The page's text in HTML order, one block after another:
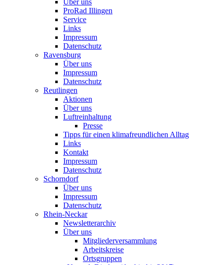
Über uns
ProRad Illingen
Service
Links
Impressum
Datenschutz
Ravensburg
Über uns
Impressum
Datenschutz
Reutlingen
Aktionen
Über uns
Luftreinhaltung
Presse
Tipps für einen klimafreundlichen Alltag
Links
Kontakt
Impressum
Datenschutz
Schorndorf
Über uns
Impressum
Datenschutz
Rhein-Neckar
Newsletterarchiv
Über uns
Mitgliederversammlung
Arbeitskreise
Ortsgruppen